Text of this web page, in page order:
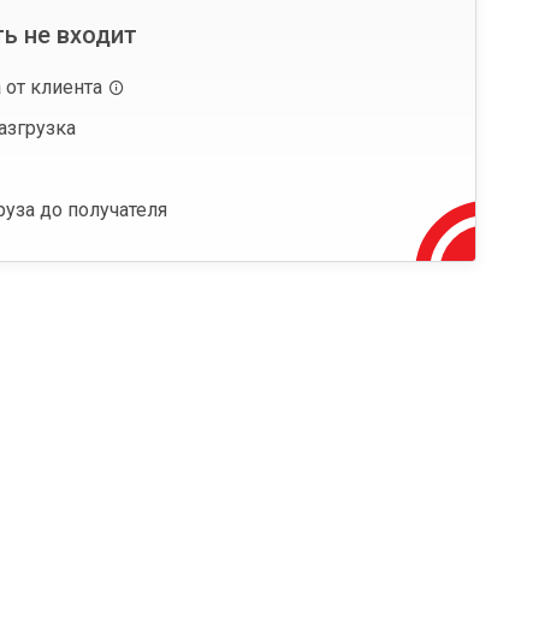
не входит
от клиента
до получателя